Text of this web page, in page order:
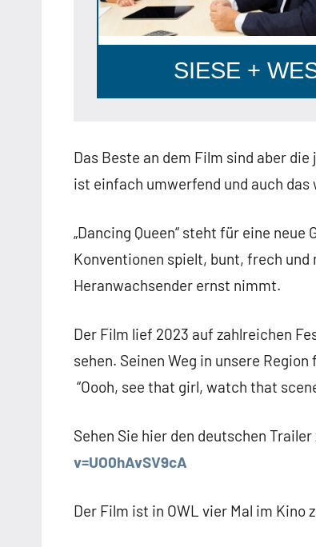
SIESE +
Das Beste an dem Film sind aber
ist einfach umwerfend und auch
„Dancing Queen“ steht für eine
Konventionen spielt, bunt, frech
Heranwachsender ernst nimmt.
Der Film lief 2023 auf zahlreichen
sehen. Seinen Weg in unsere
“Oooh, see that girl, watch that
Sehen Sie hier den deutschen Trailer
v=UO0hAvSV9cA
Der Film ist in OWL vier Mal im Kino